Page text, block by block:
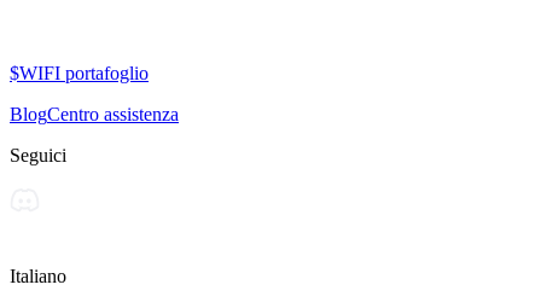
$WIFI portafoglio
BlogCentro assistenza
Seguici
Italiano